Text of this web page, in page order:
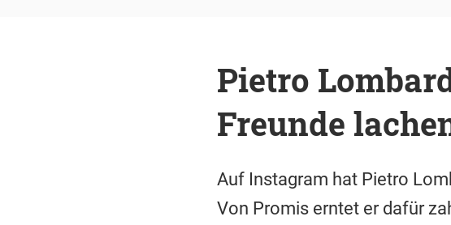
Pietro
Freunde
Auf Instagram hat Pietro
Von Promis erntet er dafür